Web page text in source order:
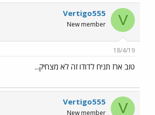
V
Vertigo555
New member
18/4/19
טוב ארז תניח לדודו זה לא מצחיק...
V
Vertigo555
New member